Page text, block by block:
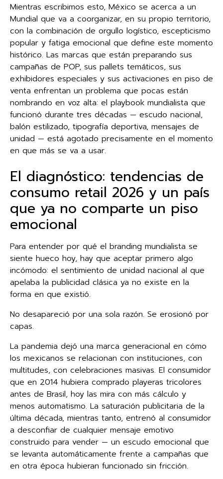
Mientras escribimos esto, México se acerca a un
Mundial que va a coorganizar, en su propio territorio,
con la combinación de orgullo logístico, escepticismo
popular y fatiga emocional que define este momento
histórico. Las marcas que están preparando sus
campañas de POP, sus pallets temáticos, sus
exhibidores especiales y sus activaciones en piso de
venta enfrentan un problema que pocas están
nombrando en voz alta: el playbook mundialista que
funcionó durante tres décadas — escudo nacional,
balón estilizado, tipografía deportiva, mensajes de
unidad — está agotado precisamente en el momento
en que más se va a usar.
El diagnóstico: tendencias de
consumo retail 2026 y un país
que ya no comparte un piso
emocional
Para entender por qué el branding mundialista se
siente hueco hoy, hay que aceptar primero algo
incómodo: el sentimiento de unidad nacional al que
apelaba la publicidad clásica ya no existe en la
forma en que existió.
No desapareció por una sola razón. Se erosionó por
capas.
La pandemia dejó una marca generacional en cómo
los mexicanos se relacionan con instituciones, con
multitudes, con celebraciones masivas. El consumidor
que en 2014 hubiera comprado playeras tricolores
antes de Brasil, hoy las mira con más cálculo y
menos automatismo. La saturación publicitaria de la
última década, mientras tanto, entrenó al consumidor
a desconfiar de cualquier mensaje emotivo
construido para vender — un escudo emocional que
se levanta automáticamente frente a campañas que
en otra época hubieran funcionado sin fricción.